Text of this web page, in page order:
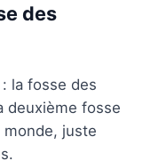
des
la fosse des
deuxième fosse
juste